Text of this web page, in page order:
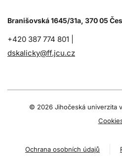
Branišovská 1645/31a, 370 05
+420 387 774 801 |
dskalicky@ff.jcu.cz
© 2026 Jihočeská univerzita
Ochrana osobních údajů